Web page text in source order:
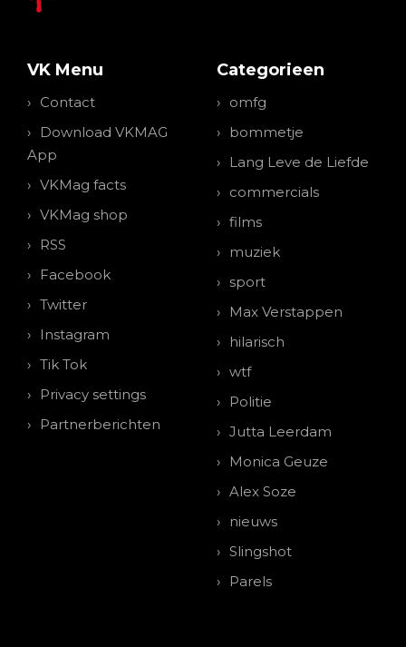
VK Menu
Contact
Download VKMAG
App
VKMag facts
VKMag shop
RSS
Facebook
Twitter
Instagram
Tik Tok
Privacy settings
Partnerberichten
Categorieen
omfg
bommetje
Lang Leve de Liefde
commercials
films
muziek
sport
Max Verstappen
hilarisch
wtf
Politie
Jutta Leerdam
Monica Geuze
Alex Soze
nieuws
Slingshot
Parels